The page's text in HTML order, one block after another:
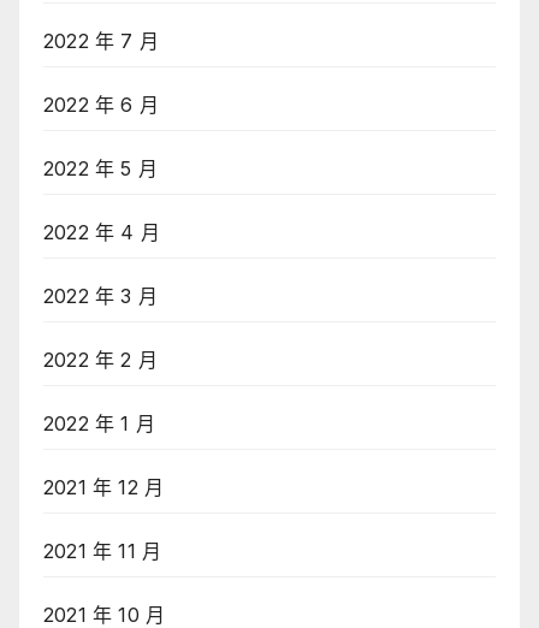
2022 年 7 月
2022 年 6 月
2022 年 5 月
2022 年 4 月
2022 年 3 月
2022 年 2 月
2022 年 1 月
2021 年 12 月
2021 年 11 月
2021 年 10 月